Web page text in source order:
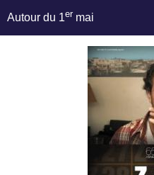
Autour du 1er mai